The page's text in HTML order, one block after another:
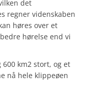
det
regner videnskaben
høres over et
hørelse end vi
km2 stort, og et
nå hele klippeøen